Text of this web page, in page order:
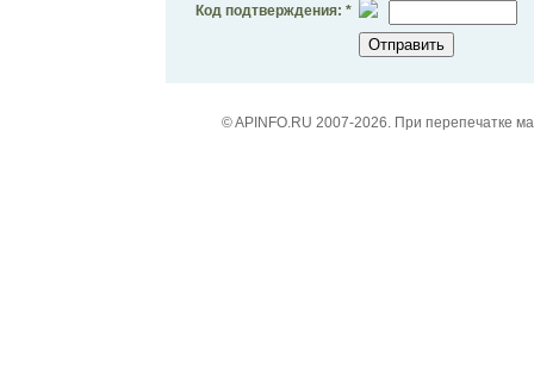
Код подтверждения: *
© APINFO.RU 2007-2026. При перепечатке